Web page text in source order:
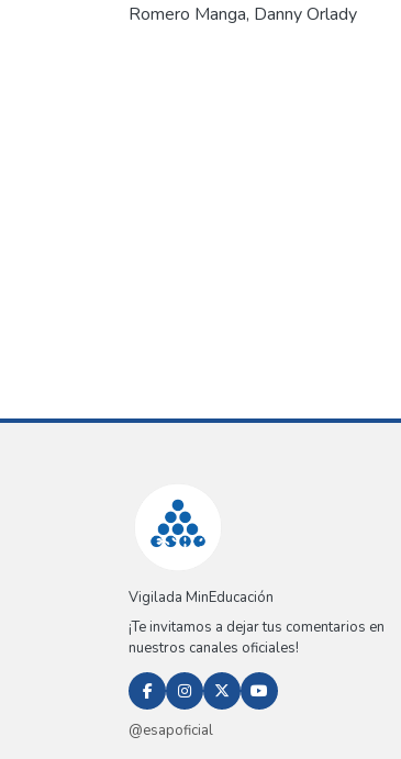
Romero Manga, Danny Orlady
Vigilada MinEducación
¡Te invitamos a dejar tus comentarios en
nuestros canales oficiales!
@esapoficial